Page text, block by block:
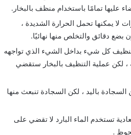
عليها تمامًا باستخدام منظف بالبخار.
لا يمكنها تحمل الحرارة الشديدة ،
دقائق والتخلص منها نهائيًا.
كل شيء بداخل الشيء الذي تواجهه
، لكن عملية التنظيف بالبخار ستقضي
باليد ، لكن السجادة تنبعث منها
تستخدم الماء البارد لا تقضي على
.